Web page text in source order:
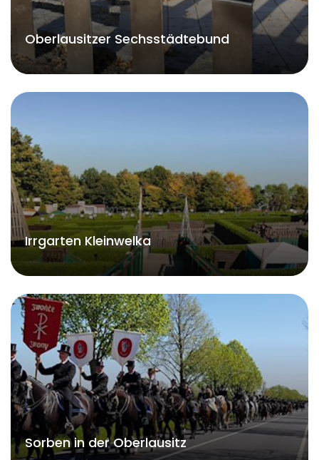
Oberlausitzer Sechsstädtebund
Irrgarten Kleinwelka
Sorben in der Oberlausitz